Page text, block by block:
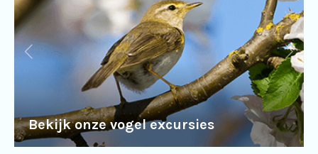
Bekijk onze vogel excursies